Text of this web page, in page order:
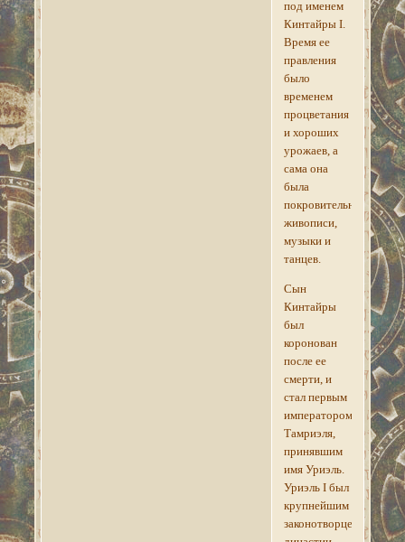
под именем
Кинтайры I.
Время ее
правления
было
временем
процветания
и хороших
урожаев, а
сама она
была
покровительницей
живописи,
музыки и
танцев.
Сын
Кинтайры
был
коронован
после ее
смерти, и
стал первым
императором
Тамриэля,
принявшим
имя Уриэль.
Уриэль I был
крупнейшим
законотворцем